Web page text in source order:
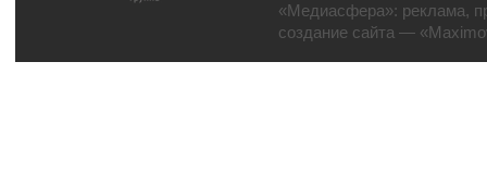
«Медиасфера»: реклама,
создание сайта —